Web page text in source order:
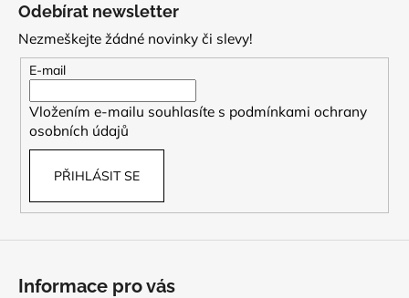
Odebírat newsletter
Nezmeškejte žádné novinky či slevy!
E-mail
Vložením e-mailu souhlasíte s podmínkami ochrany
osobních údajů
PŘIHLÁSIT SE
Informace pro vás